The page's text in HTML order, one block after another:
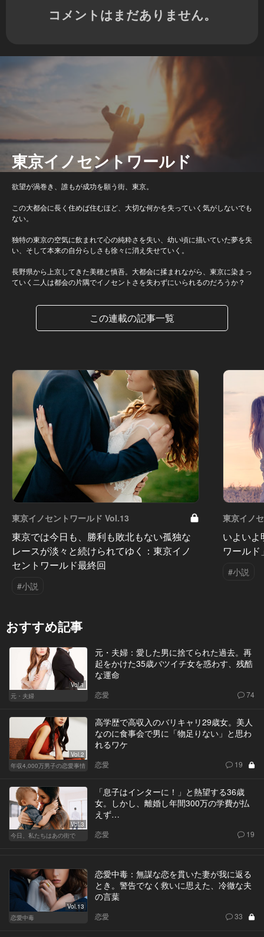
コメントはまだありません。
東京イノセントワールド
欲望が渦巻き、誰もが成功を願う街、東京。
この大都会に長く住めば住むほど、大切な何かを失っていく気がしないでも
ない。
独特の東京の空気に飲まれて心の純粋さを失い、幼い頃に描いていた夢を失
い、そして本来の自分らしさも徐々に消え失せていく。
長野県から上京してきた美穂と慎吾。大都会に揉まれながら、東京に染まっ
ていく二人は都会の片隅でイノセントさを失わずにいられるのだろうか？
この連載の記事一覧
東京イノセントワールド Vol.13
東京では今日も、勝利も敗北もない孤独な
レースが淡々と続けられてゆく：東京イノ
セントワールド最終回
#小説
東京イノ
いよい
ワール
#小説
おすすめ記事
Vol.1
元・夫婦
元・夫婦：愛した男に捨てられた過去。再
起をかけた35歳バツイチ女を惑わす、残酷
な運命
恋愛 74
Vol.2
年収4,000万男子の恋愛事情
高学歴で高収入のバリキャリ29歳女。美人
なのに食事会で男に「物足りない」と思わ
れるワケ
恋愛 19
Vol.3
今日、私たちはあの街で
「息子はインターに！」と熱望する36歳
女。しかし、離婚し年間300万の学費が払
えず…
恋愛 19
Vol.13
恋愛中毒
恋愛中毒：無謀な恋を貫いた妻が我に返る
とき。警告でなく救いに思えた、冷徹な夫
の言葉
恋愛 33